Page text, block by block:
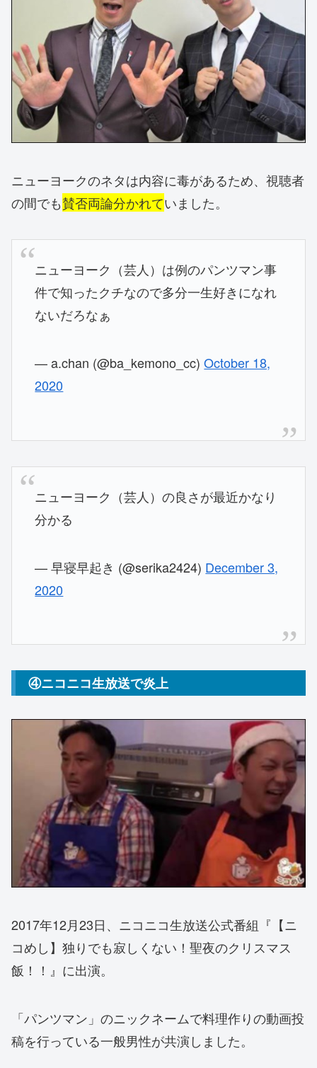
ニューヨークのネタは内容に毒があるため、視聴者
の間でも賛否両論分かれていました。
ニューヨーク（芸人）は例のパンツマン事
件で知ったクチなので多分一生好きになれ
ないだろなぁ
— a.chan (@ba_kemono_cc)October 18,
2020
ニューヨーク（芸人）の良さが最近かなり
分かる
— 早寝早起き (@serika2424) December 3,
2020
④ニコニコ生放送で炎上
2017年12月23日、ニコニコ生放送公式番組『【ニ
コめし】独りでも寂しくない！聖夜のクリスマス
飯！！』に出演。
「パンツマン」のニックネームで料理作りの動画投
稿を行っている一般男性が共演しました。